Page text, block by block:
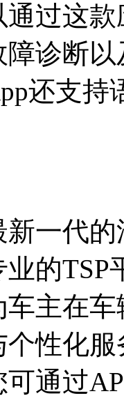
过这
诊断
还支持
一代
的
主在
性化
通过